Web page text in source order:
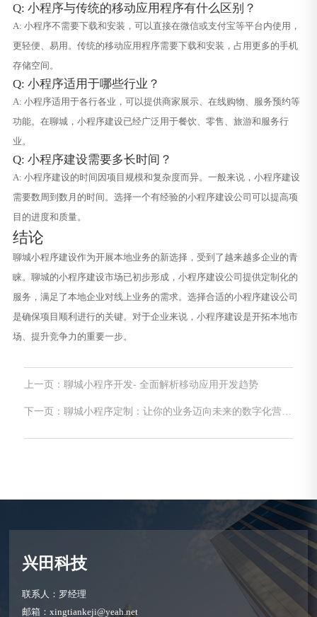
Q: 小程序与传统的移动应用程序有什么区别？
A: 小程序不需要下载和安装，可以直接在微信或支付宝等平台内使用，
更轻便、易用。传统的移动应用程序需要下载和安装，占用更多的手机
存储空间。
Q: 小程序适用于哪些行业？
A: 小程序适用于各行各业，可以提供商家展示、在线购物、服务预约等
功能。在聊城，小程序建设已经广泛用于餐饮、零售、旅游和服务行
业。
Q: 小程序建设需要多长时间？
A: 小程序建设的时间因项目规模和复杂度而异。一般来说，小程序建设
需要数周到数月的时间。选择一个有经验的小程序建设公司可以提高项
目的进度和质量。
结论
聊城小程序建设作为开展本地业务的新选择，受到了越来越多企业的青
睐。聊城的小程序建设市场已初步形成，小程序建设公司提供定制化的
服务，满足了本地企业对线上业务的需求。选择合适的小程序建设公司
是确保项目顺利进行的关键。对于企业来说，小程序建设是开拓本地市
场、提升竞争力的重要一步。
上一页：聊城小程序开发- 全面解析移动应用开发趋势
下一页：聊城小程序定制：让你的业务迈向未来的数字化营销
兴田科技
联系人：罗经理
邮箱：xingtiankeji@yeah.net